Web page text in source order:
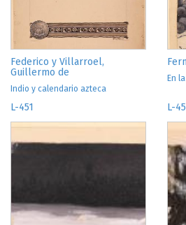
Federico y Villarroel,
Guillermo de
Indio y calendario azteca
En
L-451 L-